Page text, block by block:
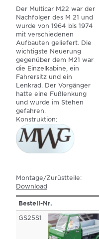
Der Multicar M22 war der
Nachfolger des M 21 und
wurde von 1964 bis 1974
mit verschiedenen
Aufbauten geliefert. Die
wichtigste Neuerung
gegenüber dem M21 war
die Einzelkabine, ein
Fahrersitz und ein
Lenkrad. Der Vorgänger
hatte eine Fußlenkung
und wurde im Stehen
gefahren.
Konstruktion:
Montage/Zurüstteile:
Download
Bestell-Nr.
GS25S1